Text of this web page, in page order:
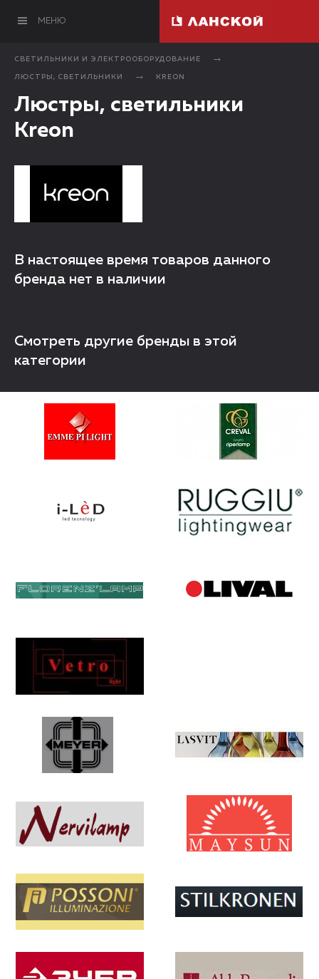
МЕНЮ
СВЕТИЛЬНИКИ И ЭЛЕКТРООБОРУДОВАНИЕ
ЛЮСТРЫ, СВЕТИЛЬНИКИ KREON
Люстры, светильники
Kreon
В настоящее время товаров данного
бренда нет в наличии
Смотреть другие бренды в этой
категории